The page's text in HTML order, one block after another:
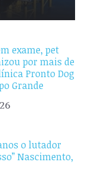
exame, pet
por mais de
Pronto Dog
Grande
o lutador
Nascimento,